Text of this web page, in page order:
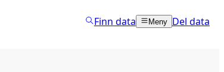
Finn data Meny Del data